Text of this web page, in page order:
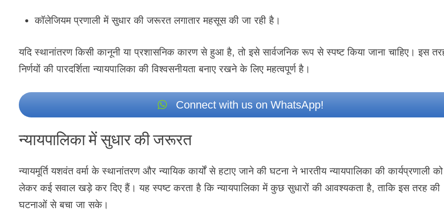
कॉलेजियम प्रणाली में सुधार की जरूरत लगातार महसूस की जा रही है।
यदि स्थानांतरण किसी कानूनी या प्रशासनिक कारण से हुआ है, तो इसे सार्वजनिक रूप से स्पष्ट किया जाना चाहिए। इस
निर्णयों की पारदर्शिता न्यायपालिका की विश्वसनीयता बनाए रखने के लिए महत्वपूर्ण है।
Connect with us on WhatsApp!
न्यायपालिका में सुधार की जरूरत
न्यायमूर्ति यशवंत वर्मा के स्थानांतरण और न्यायिक कार्यों से हटाए जाने की घटना ने भारतीय न्यायपालिका की कार्यप्रणाली को
लेकर कई सवाल खड़े कर दिए हैं। यह स्पष्ट करता है कि न्यायपालिका में कुछ सुधारों की आवश्यकता है, ताकि इस तरह की
घटनाओं से बचा जा सके।